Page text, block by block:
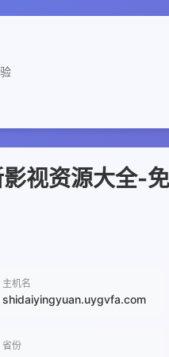
视资源大全-
主机名
shidaiyingyuan.uygvfa.com
省份